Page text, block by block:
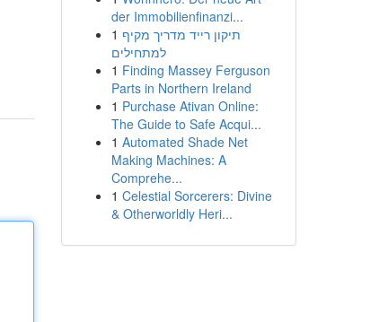
der Immobilienfinanzi...
1 תיקון רייד מדריך מקיף
למתחילים
1 Finding Massey Ferguson
Parts in Northern Ireland
1 Purchase Ativan Online:
The Guide to Safe Acqui...
1 Automated Shade Net
Making Machines: A
Comprehe...
1 Celestial Sorcerers: Divine
& Otherworldly Heri...